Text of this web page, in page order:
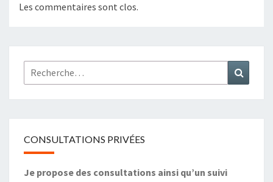
Les commentaires sont clos.
Rechercher :
CONSULTATIONS PRIVÉES
Je propose des consultations ainsi qu’un suivi